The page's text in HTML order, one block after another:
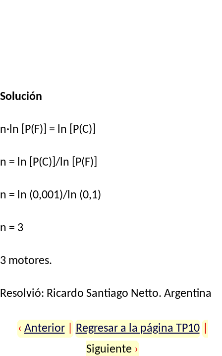
Solución
n·ln [P(F)] = ln [P(C)]
n = ln [P(C)]/ln [P(F)]
n = ln (0,001)/ln (0,1)
n = 3
3 motores.
Resolvió: Ricardo Santiago Netto. Argentina
‹ Anterior Regresar a la página TP10
Siguiente ›